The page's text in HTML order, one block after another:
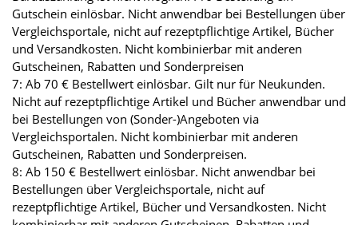
Gutschein einlösbar. Nicht anwendbar bei Bestellungen über
Vergleichsportale, nicht auf rezeptpflichtige Artikel, Bücher
und Versandkosten. Nicht kombinierbar mit anderen
Gutscheinen, Rabatten und Sonderpreisen
7: Ab 70 € Bestellwert einlösbar. Gilt nur für Neukunden.
Nicht auf rezeptpflichtige Artikel und Bücher anwendbar und
bei Bestellungen von (Sonder-)Angeboten via
Vergleichsportalen. Nicht kombinierbar mit anderen
Gutscheinen, Rabatten und Sonderpreisen.
8: Ab 150 € Bestellwert einlösbar. Nicht anwendbar bei
Bestellungen über Vergleichsportale, nicht auf
rezeptpflichtige Artikel, Bücher und Versandkosten. Nicht